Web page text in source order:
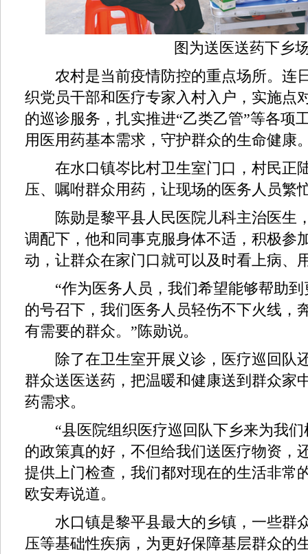
图为送医送药下乡
农村是当前疫情防控的重点场所。连
织党员干部和医疗专家入村入户，实施点
的巡诊服务，扎实推进“乙类乙管”等各项
用医用药基本需求，守护群众的生命健康
在水口镇岑比村卫生室门口，村民正
压、嘱咐群众用药，让现场的医务人员繁
陈勋是黎平县人民医院儿科主治医生
调配下，他和同事克服身体不适，积极参
动，让群众在家门口就可以及时看上病、
“作为医务人员，我们希望能够帮助到
的号召下，我们医务人员轻伤不下火线，
有需要的群众。”陈勋说。
除了在卫生室开展义诊，医疗巡回队
群众送医送药，把温暖和健康送到群众家
药需求。
“县医院组织医疗巡回队下乡来为我们
的政策真的好，不但给我们送医疗物资，
提供上门检查，我们都对现在的生活非常
欧安寿说道。
水口镇是黎平县最大的乡镇，一些群
压等基础性疾病，为更好保障基层群众的